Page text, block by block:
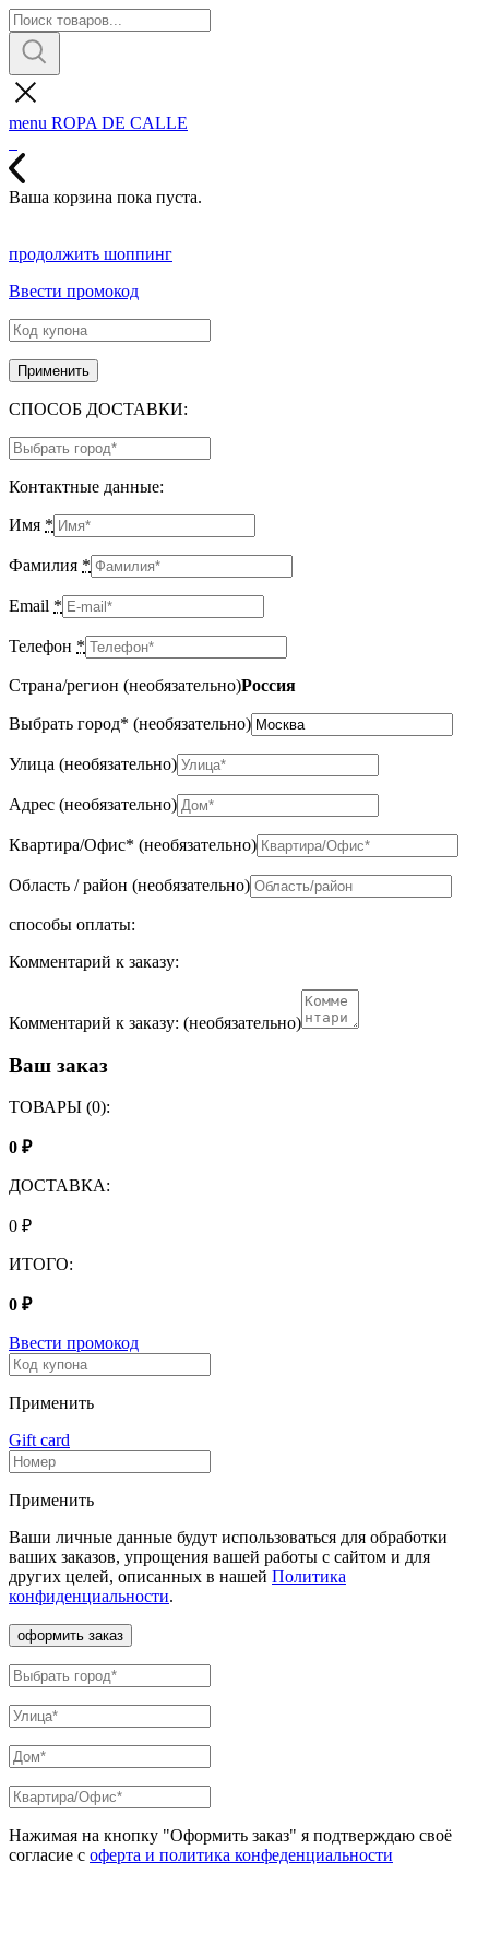
menu ROPA DE CALLE
Ваша корзина пока пуста.
продолжить шоппинг
Ввести промокод
Купон:
Применить
СПОСОБ ДОСТАВКИ:
Контактные данные:
Имя *
Фамилия *
Email *
Телефон *
Страна/регион (необязательно)Россия
Выбрать город* (необязательно)
Улица (необязательно)
Адрес (необязательно)
Квартира/Офис* (необязательно)
Область / район (необязательно)
способы оплаты:
Комментарий к заказу:
Комментарий к заказу: (необязательно)
Ваш заказ
ТОВАРЫ (0):
0 ₽
ДОСТАВКА:
0 ₽
ИТОГО:
0 ₽
Ввести промокод
Применить
Gift card
Применить
Ваши личные данные будут использоваться для обработки
ваших заказов, упрощения вашей работы с сайтом и для
других целей, описанных в нашей Политика
конфиденциальности.
оформить заказ
Нажимая на кнопку "Оформить заказ" я подтверждаю своё
согласие с оферта и политика конфеденциальности